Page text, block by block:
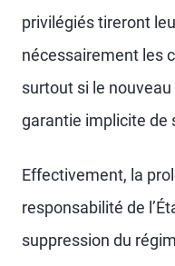
privilégiés tireront
nécessairement les
surtout si le
garantie implicite de
Effectivement, la
responsabilité de
suppression du